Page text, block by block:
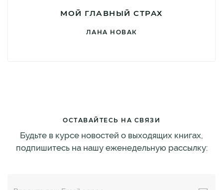
МОЙ ГЛАВНЫЙ СТРАХ
ЛАНА НОВАК
ОСТАВАЙТЕСЬ НА СВЯЗИ
Будьте в курсе новостей о выходящих книгах,
подпишитесь на нашу еженедельную рассылку: